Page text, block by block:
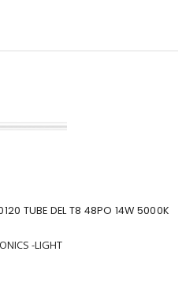
TUBE DEL T8 48PO 14W 5000K
-LIGHT